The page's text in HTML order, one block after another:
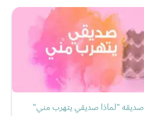
"لماذا صديقي يتهرب مني"